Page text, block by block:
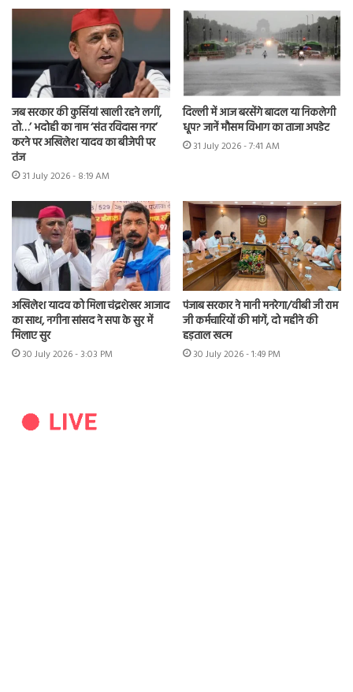
जब सरकार की कुर्सियां खाली रहने लगीं,
तो…’ भदोही का नाम ‘संत रविदास नगर’
करने पर अखिलेश यादव का बीजेपी पर
तंज
31 July 2026 - 8:19 AM
दिल्ली में आज बरसेंगे बादल या निकलेगी
धूप? जानें मौसम विभाग का ताजा अपडेट
31 July 2026 - 7:41 AM
अखिलेश यादव को मिला चंद्रशेखर आजाद
का साथ, नगीना सांसद ने सपा के सुर में
मिलाए सुर
30 July 2026 - 3:03 PM
पंजाब सरकार ने मानी मनरेगा/वीबी जी राम
जी कर्मचारियों की मांगें, दो महीने की
हड़ताल खत्म
30 July 2026 - 1:49 PM